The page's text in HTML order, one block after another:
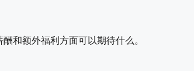
和额外福利方面可以期待什么。